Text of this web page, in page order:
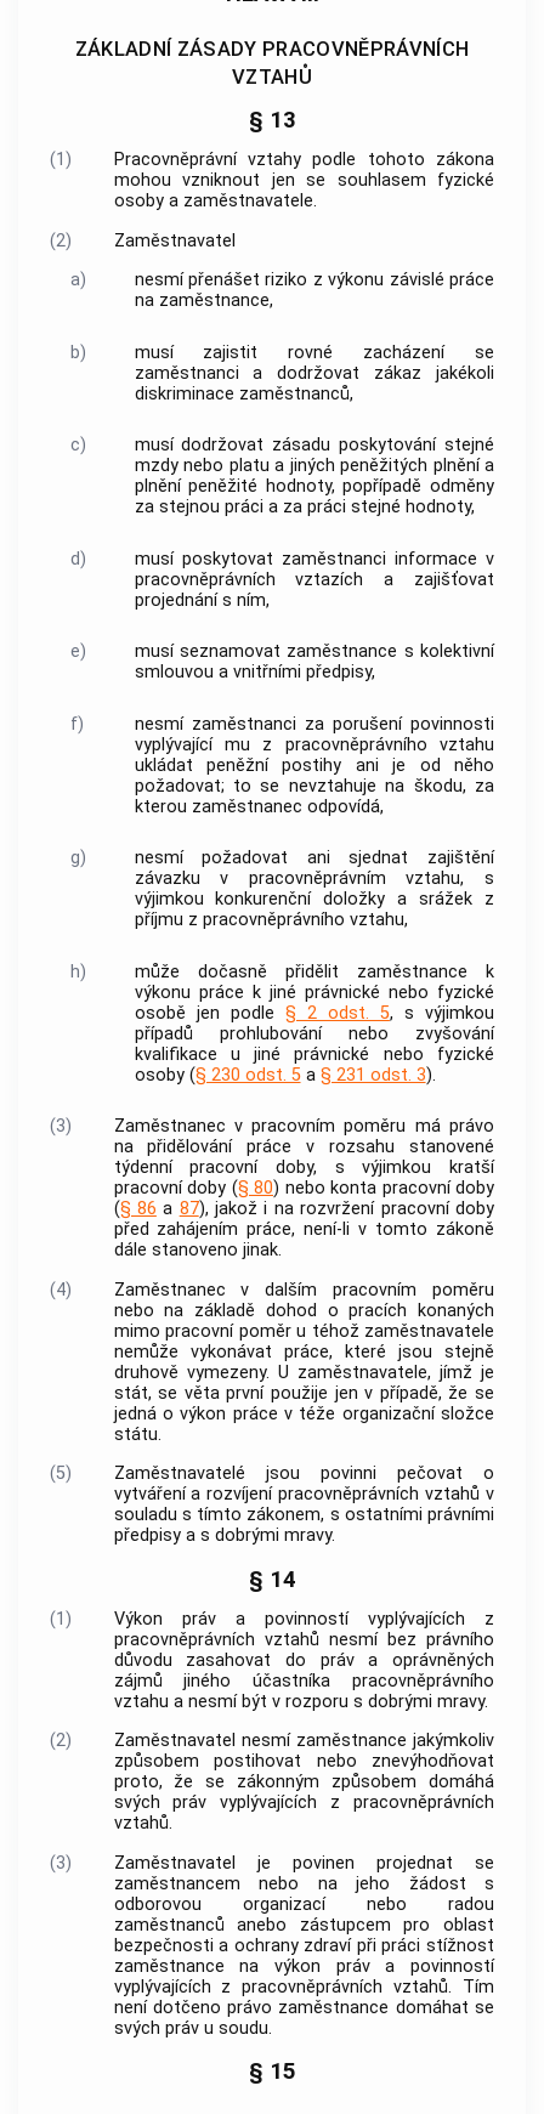
ZÁKLADNÍ ZÁSADY PRACOVNĚPRÁVNÍCH
VZTAHŮ
§ 13
(1)
Pracovněprávní vztahy podle tohoto zákona
mohou vzniknout jen se souhlasem fyzické
osoby a zaměstnavatele.
(2)
Zaměstnavatel
a)
nesmí přenášet riziko z výkonu závislé práce
na zaměstnance,
b)
musí zajistit rovné zacházení se
zaměstnanci a dodržovat zákaz jakékoli
diskriminace zaměstnanců,
c)
musí dodržovat zásadu poskytování stejné
mzdy nebo platu a jiných peněžitých plnění a
plnění peněžité hodnoty, popřípadě odměny
za stejnou práci a za práci stejné hodnoty,
d)
musí poskytovat zaměstnanci informace v
pracovněprávních vztazích a zajišťovat
projednánís ním,
e)
musí seznamovat zaměstnance s kolektivní
smlouvou a vnitřními předpisy,
f)
nesmí zaměstnanci za porušení povinnosti
vyplývající mu z pracovněprávního vztahu
ukládat peněžní postihy ani je od něho
požadovat; to se nevztahuje na škodu, za
kterou zaměstnanec odpovídá,
g)
nesmí požadovat ani sjednat zajištění
závazku v pracovněprávním vztahu, s
výjimkou konkurenční doložky a srážek z
příjmu z pracovněprávního vztahu,
h)
může dočasně přidělit zaměstnance k
výkonu práce k jiné právnické nebo fyzické
osobě jen podle § 2 odst. 5, s výjimkou
případů prohlubování nebo zvyšování
kvalifikace u jiné právnické nebo fyzické
osoby (§ 230 odst. 5a § 231 odst. 3).
(3)
Zaměstnanec v pracovním poměru má právo
na přidělování práce v rozsahu stanovené
týdenní pracovní doby, s výjimkou kratší
pracovní doby (§ 80) nebo konta pracovní doby
(§ 86 a 87), jakož i na rozvržení pracovní doby
před zahájením práce, není-li v tomto zákoně
dále stanoveno jinak.
(4)
Zaměstnanec v dalším pracovním poměru
nebo na základě dohod o pracích konaných
mimo pracovní poměr u téhož zaměstnavatele
nemůže vykonávat práce, které jsou stejně
druhově vymezeny. U zaměstnavatele, jímž je
stát, se věta první použije jen v případě, že se
jedná o výkon práce v téže organizační složce
státu.
(5)
Zaměstnavatelé jsou povinni pečovat o
vytváření a rozvíjení pracovněprávních vztahů v
souladu s tímto zákonem, s ostatními právními
předpisy a s dobrými mravy.
§ 14
(1)
Výkon práv a povinností vyplývajících z
pracovněprávních vztahů nesmí bez právního
důvodu zasahovat do práv a oprávněných
zájmů jiného účastníka pracovněprávního
vztahu a nesmí být v rozporu s dobrými mravy.
(2)
Zaměstnavatel nesmí zaměstnance jakýmkoliv
způsobem postihovat nebo znevýhodňovat
proto, že se zákonným způsobem domáhá
svých práv vyplývajících z pracovněprávních
vztahů.
(3)
Zaměstnavatel je povinen projednat se
zaměstnancem nebo na jeho žádost s
odborovou organizací nebo radou
zaměstnanců anebo zástupcem pro oblast
bezpečnosti a ochrany zdraví při práci stížnost
zaměstnance na výkon práv a povinností
vyplývajících z pracovněprávních vztahů. Tím
není dotčeno právo zaměstnance domáhat se
svých práv u soudu.
§ 15